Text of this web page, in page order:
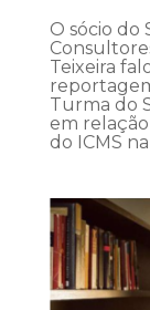
O sócio do
Teixeira
Turma do
em
do ICMS